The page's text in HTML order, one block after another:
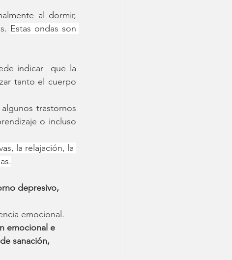
al dormir,
Estas ondas son
indicar  que la
tanto el cuerpo
trastornos
o incluso
la relajación, la
depresivo,
emocional.
emocional e
sanación,